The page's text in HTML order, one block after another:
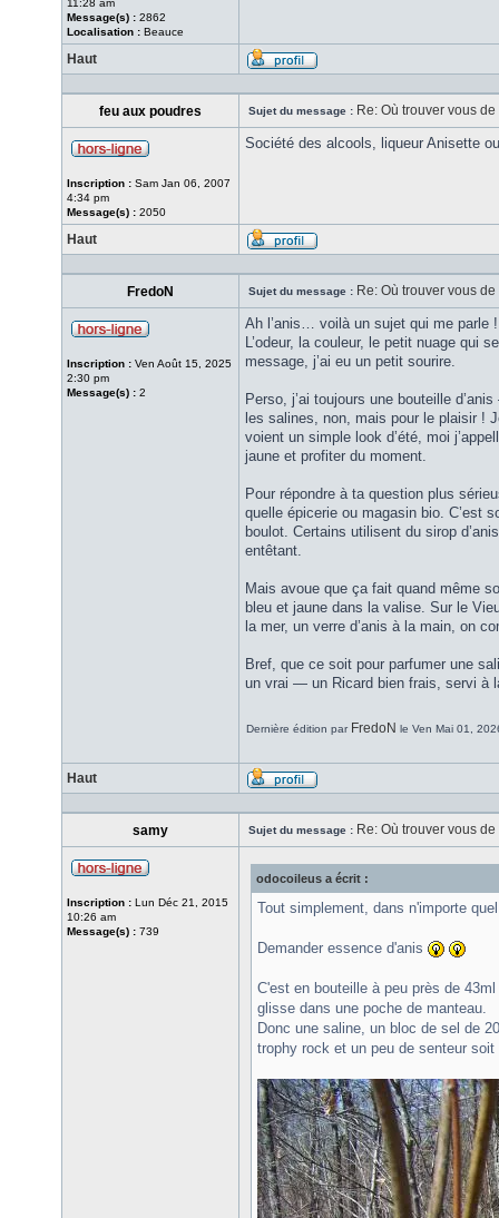
11:28 am
Message(s) : 2862
Localisation : Beauce
Haut
feu aux poudres Sujet du message : Re: Où trouver vous
Inscription : Sam Jan 06, 2007
4:34 pm
Message(s) : 2050
Société des alcools, liqueur Anisette
Haut
FredoN Sujet du message : Re: Où trouver vous
Inscription : Ven Août 15, 2025
2:30 pm
Message(s) : 2
Ah l’anis… voilà un sujet qui me parle
L’odeur, la couleur, le petit nuage qui
message, j’ai eu un petit sourire.
Perso, j’ai toujours une bouteille
les salines, non, mais pour le plaisir !
voient un simple look d’été, moi
jaune et profiter du moment.
Pour répondre à ta question plus
quelle épicerie ou magasin bio. C’est
boulot. Certains utilisent du sirop
entêtant.
Mais avoue que ça fait quand même
bleu et jaune dans la valise. Sur le
la mer, un verre d’anis à la main, on
Bref, que ce soit pour parfumer une
un vrai — un Ricard bien frais, servi à
Dernière édition par FredoN le Ven Mai 01,
Haut
samy Sujet du message : Re: Où trouver vous
Inscription : Lun Déc 21, 2015
10:26 am
Message(s) : 739
odocoileus a écrit :
Tout simplement, dans n'importe
Demander essence d'anis
C'est en bouteille à peu près de
glisse dans une poche de manteau.
Donc une saline, un bloc de sel de
trophy rock et un peu de senteur